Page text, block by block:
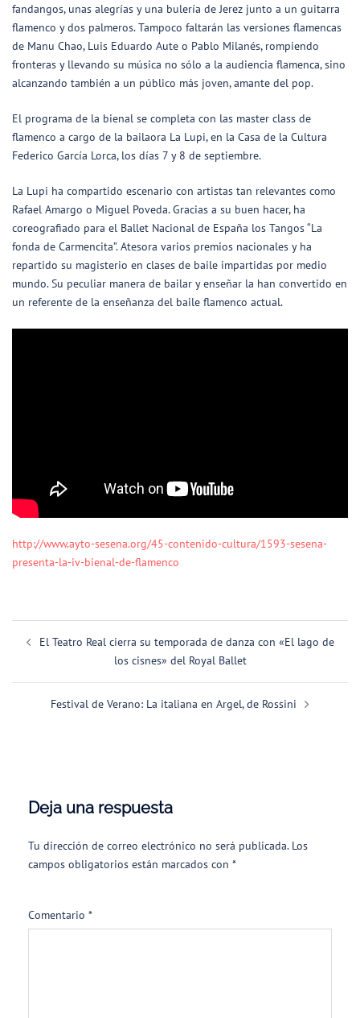
fandangos, unas alegrías y una bulería de Jerez junto a un guitarra
flamenco y dos palmeros. Tampoco faltarán las versiones flamencas
de Manu Chao, Luis Eduardo Aute o Pablo Milanés, rompiendo
fronteras y llevando su música no sólo a la audiencia flamenca, sino
alcanzando también a un público más joven, amante del pop.
El programa de la bienal se completa con las master class de
flamenco a cargo de la bailaora La Lupi, en la Casa de la Cultura
Federico García Lorca, los días 7 y 8 de septiembre.
La Lupi ha compartido escenario con artistas tan relevantes como
Rafael Amargo o Miguel Poveda. Gracias a su buen hacer, ha
coreografiado para el Ballet Nacional de España los Tangos “La
fonda de Carmencita”. Atesora varios premios nacionales y ha
repartido su magisterio en clases de baile impartidas por medio
mundo. Su peculiar manera de bailar y enseñar la han convertido en
un referente de la enseñanza del baile flamenco actual.
http://www.ayto-sesena.org/45-contenido-cultura/1593-sesena-
presenta-la-iv-bienal-de-flamenco
de
El Teatro Real cierra su temporada de danza con «El lago de
los cisnes» del Royal Ballet
Festival de Verano: La italiana en Argel, de Rossini
Deja una respuesta
Tu dirección de correo electrónico no será publicada. Los
campos obligatorios están marcados con *
Comentario *